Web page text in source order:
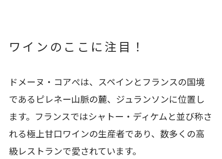
ワインのここに注目！
ドメーヌ・コアぺは、スペインとフランスの国境
であるピレネー山脈の麓、ジュランソンに位置し
ます。フランスではシャトー・ディケムと並び称さ
れる極上甘口ワインの生産者であり、数多くの高
級レストランで愛されています。